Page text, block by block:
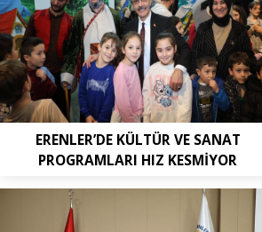
ERENLER’DE KÜLTÜR VE SANAT
PROGRAMLARI HIZ KESMİYOR